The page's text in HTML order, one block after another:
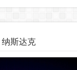
斯达克